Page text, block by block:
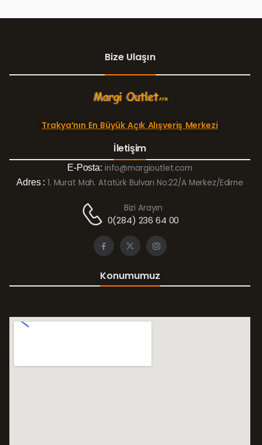
Bize Ulaşın
Trakya’nın En Büyük Açık Alışveriş Merkezi
İletişim
E-Posta: info@margioutlet.com
Adres : 1. Murat Mah. Atatürk Bulvarı No:22/A Merkez/Edirne
Bizi Arayın
0(284) 236 64 00
Konumumuz